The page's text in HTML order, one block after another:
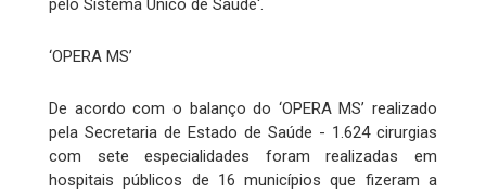
pelo Sistema Único de Saúde'.
‘OPERA MS’
De acordo com o balanço do ‘OPERA MS’ realizado
pela Secretaria de Estado de Saúde - 1.624 cirurgias
com sete especialidades foram realizadas em
hospitais públicos de 16 municípios que fizeram a